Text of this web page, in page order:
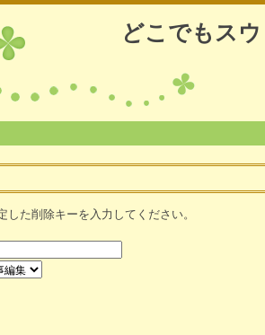
どこでもス
した削除キーを入力してください。